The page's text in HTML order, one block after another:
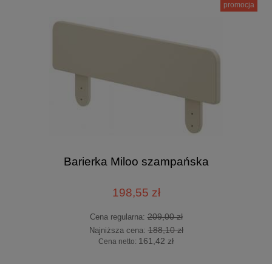
Barierka Miloo szampańska
198,55 zł
Cena regularna:209,00 zł
Najniższa cena:188,10 zł
Cena netto: 161,42 zł
promocja